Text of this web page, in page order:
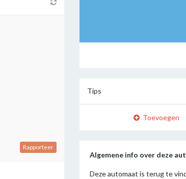
Rapporteer
Tips
Toevoegen
Algemene info over deze
Deze automaat is terug te